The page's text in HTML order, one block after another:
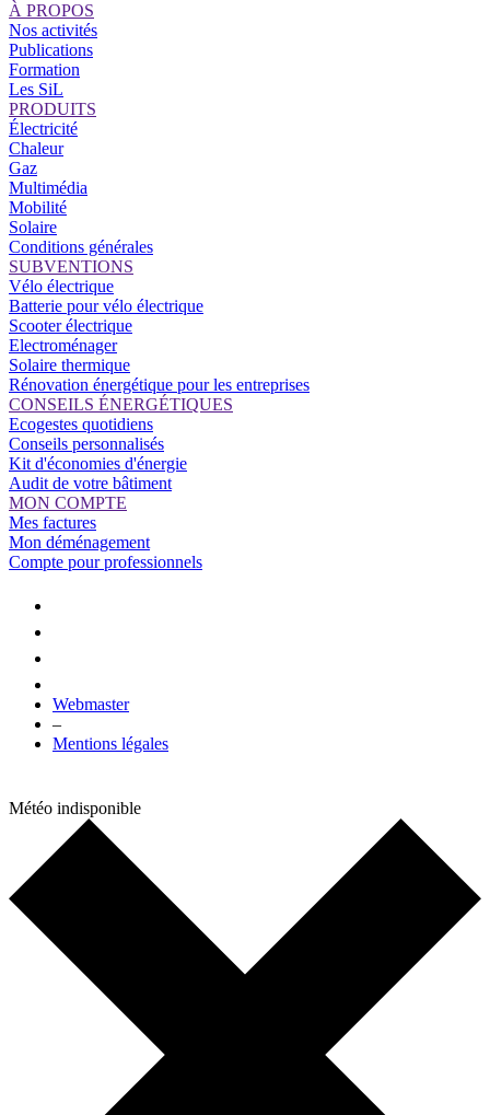
À PROPOS
Nos activités
Publications
Formation
Les SiL
PRODUITS
Électricité
Chaleur
Gaz
Multimédia
Mobilité
Solaire
Conditions générales
SUBVENTIONS
Vélo électrique
Batterie pour vélo électrique
Scooter électrique
Electroménager
Solaire thermique
Rénovation énergétique pour les entreprises
CONSEILS ÉNERGÉTIQUES
Ecogestes quotidiens
Conseils personnalisés
Kit d'économies d'énergie
Audit de votre bâtiment
MON COMPTE
Mes factures
Mon déménagement
Compte pour professionnels
Webmaster
–
Mentions légales
Météo indisponible